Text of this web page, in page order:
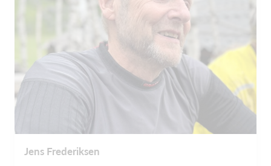
Jens Frederiksen